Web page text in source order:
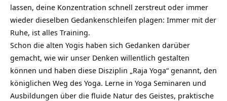
lassen, deine Konzentration schnell zerstreut oder immer
wieder dieselben Gedankenschleifen plagen: Immer mit der
Ruhe, ist alles Training.
Schon die alten Yogis haben sich Gedanken darüber
gemacht, wie wir unser Denken willentlich gestalten
können und haben diese Disziplin „Raja Yoga“ genannt, den
königlichen Weg des Yoga. Lerne in Yoga Seminaren und
Ausbildungen über die fluide Natur des Geistes, praktische